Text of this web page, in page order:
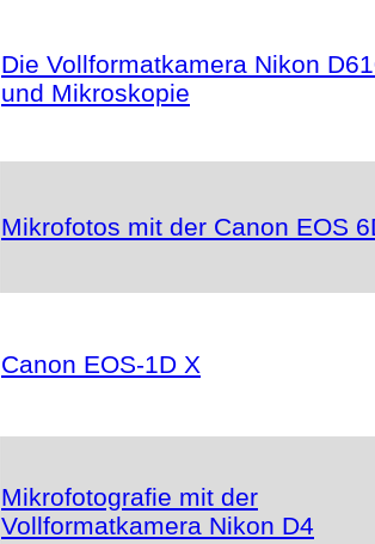
Die Vollformatkamera Nikon
und Mikroskopie
Mikrofotos mit der Canon EOS
Canon EOS-1D X
Mikrofotografie mit der
Vollformatkamera Nikon D4